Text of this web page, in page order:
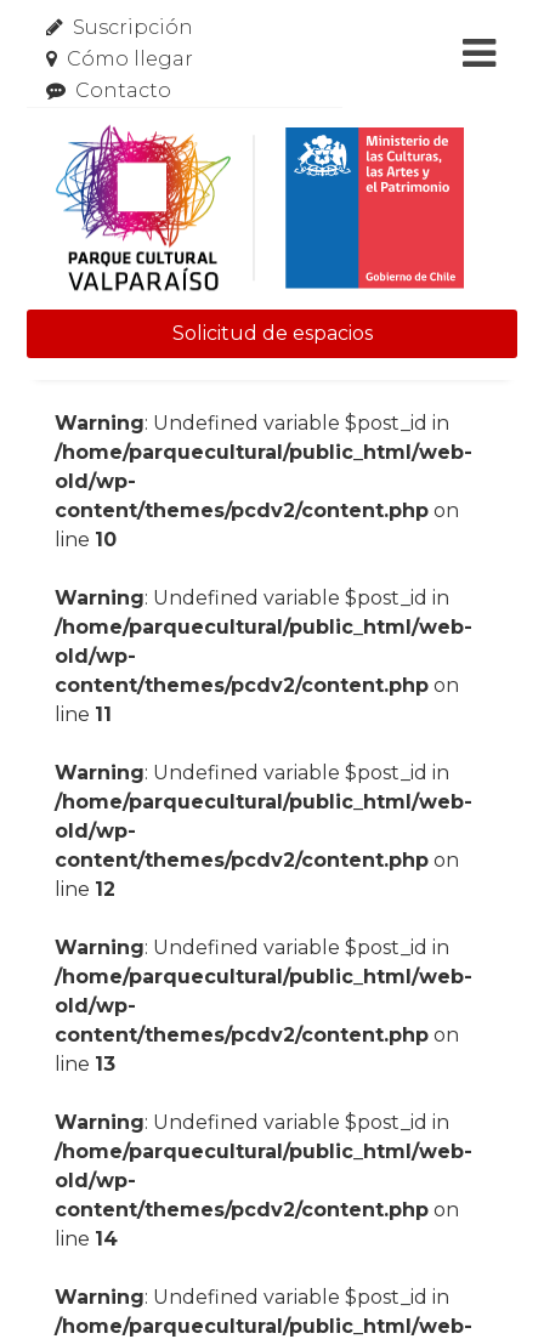
Suscripción
Cómo llegar
Contacto
Solicitud de espacios
Warning: Undefined variable $post_id in
/home/parquecultural/public_html/web-
old/wp-
content/themes/pcdv2/content.phpon
line 10
Warning: Undefined variable $post_id in
/home/parquecultural/public_html/web-
old/wp-
content/themes/pcdv2/content.phpon
line 11
Warning: Undefined variable $post_id in
/home/parquecultural/public_html/web-
old/wp-
content/themes/pcdv2/content.phpon
line 12
Warning: Undefined variable $post_id in
/home/parquecultural/public_html/web-
old/wp-
content/themes/pcdv2/content.phpon
line 13
Warning: Undefined variable $post_id in
/home/parquecultural/public_html/web-
old/wp-
content/themes/pcdv2/content.phpon
line 14
Warning: Undefined variable $post_id in
/home/parquecultural/public_html/web-